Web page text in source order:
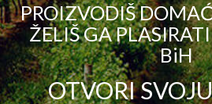
PROIZVODIŠ
ŽELIŠ GA
BiH
OTVORI